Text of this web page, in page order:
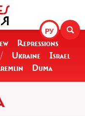
РУ
Repressions
/ Ukraine
Israel
Duma